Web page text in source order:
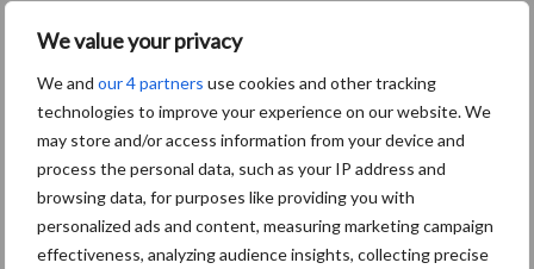
We value your privacy
We and our 4 partners use cookies and other tracking
technologies to improve your experience on our website. We
may store and/or access information from your device and
process the personal data, such as your IP address and
browsing data, for purposes like providing you with
personalized ads and content, measuring marketing campaign
effectiveness, analyzing audience insights, collecting precise
arbeidscontracten kent
Freddy van de Ridder
Cleaners: “Glazenwassen
zit in m’n bloed, maar
innoveren is mijn toekomst”